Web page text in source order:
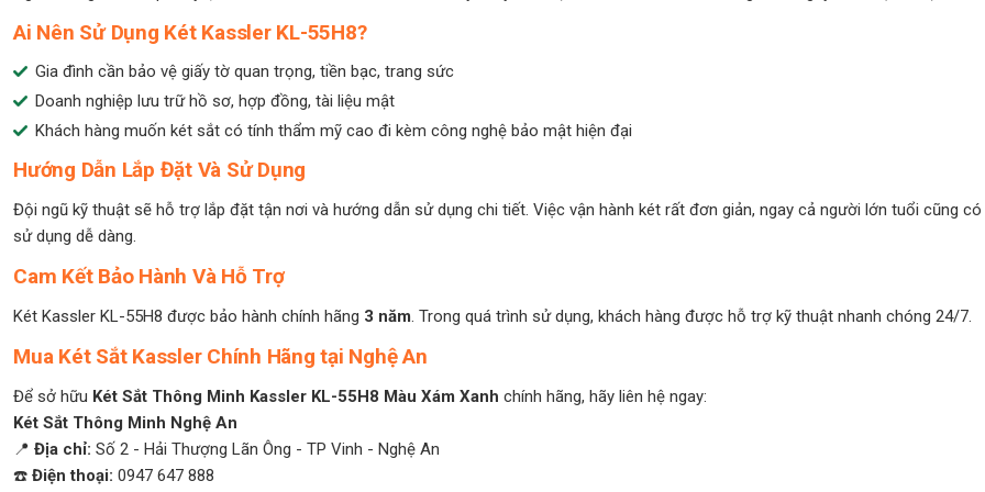
Ai Nên Sử Dụng Két Kassler KL-55H8?
Gia đình cần bảo vệ giấy tờ quan trọng, tiền bạc, trang sức
Doanh nghiệp lưu trữ hồ sơ, hợp đồng, tài liệu mật
Khách hàng muốn két sắt có tính thẩm mỹ cao đi kèm công nghệ bảo mật hiện đại
Hướng Dẫn Lắp Đặt Và Sử Dụng
Đội ngũ kỹ thuật sẽ hỗ trợ lắp đặt tận nơi và hướng dẫn sử dụng chi tiết. Việc vận hành két rất đơn giản, ngay cả người lớn tuổi cũng
sử dụng dễ dàng.
Cam Kết Bảo Hành Và Hỗ Trợ
Két Kassler KL-55H8 được bảo hành chính hãng 3 năm . Trong quá trình sử dụng, khách hàng được hỗ trợ kỹ thuật nhanh chóng 24/7.
Mua Két Sắt Kassler Chính Hãng tại Nghệ An
Để sở hữu Két Sắt Thông Minh Kassler KL-55H8 Màu Xám Xanh chính hãng, hãy liên hệ ngay:
Két Sắt Thông Minh Nghệ An
📍 Địa chỉ: Số 2 - Hải Thượng Lãn Ông - TP Vinh - Nghệ An
☎️ Điện thoại: 0947 647 888